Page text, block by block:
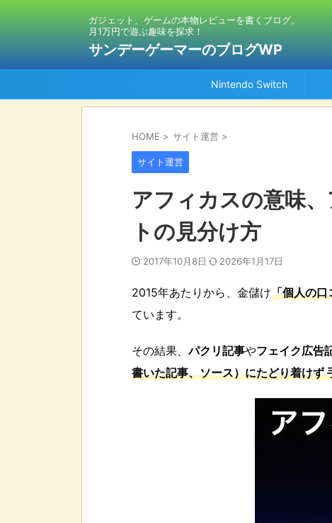
ガジェット、ゲームの本物レビューを書くブログ。
月1万円で遊ぶ趣味を探求！
サンデーゲーマーのブログWP
Nintendo Switch
HOME > サイト運営 >
サイト運営
アフィカスの意味
トの見分け方
2017年10月8日 2026年1月17日
2015年あたりから、金儲け「個人の口
ています。
その結果、パクリ記事やフェイク広告
書いた記事、ソース）にたどり着けず